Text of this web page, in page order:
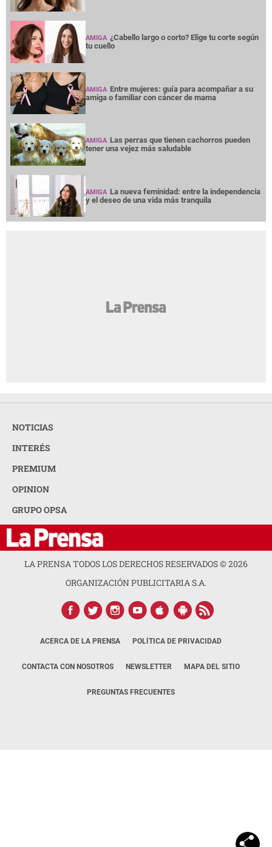
AMIGA ¿Cabello largo o corto? Elige tu corte según
tu cuello
AMIGA Entre mujeres: guía para acompañar a su
amiga o familiar con cáncer de mama
AMIGA Las perras que tienen cachorros pueden
tener una vejez más saludable
AMIGA La nueva feminidad: entre la independencia
y el deseo de una vida más tranquila
NOTICIAS
INTERÉS
PREMIUM
OPINION
GRUPO OPSA
LA PRENSA TODOS LOS DERECHOS RESERVADOS ©2026
ORGANIZACIÓN PUBLICITARIA S.A.
ACERCA DE LA PRENSA POLÍTICA DE PRIVACIDAD
CONTACTA CON NOSOTROS NEWSLETTER MAPA DEL SITIO
PREGUNTAS FRECUENTES